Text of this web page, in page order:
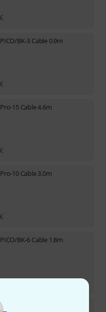
€
BK-3 Cable 0.9m
€
15 Cable 4.6m
€
10 Cable 3.0m
€
BK-6 Cable 1.8m
35 Cable 10.7m